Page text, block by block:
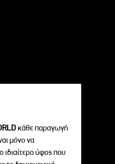
κάθε παραγωγή
μόνο να
ιδιαίτερο ύφος που